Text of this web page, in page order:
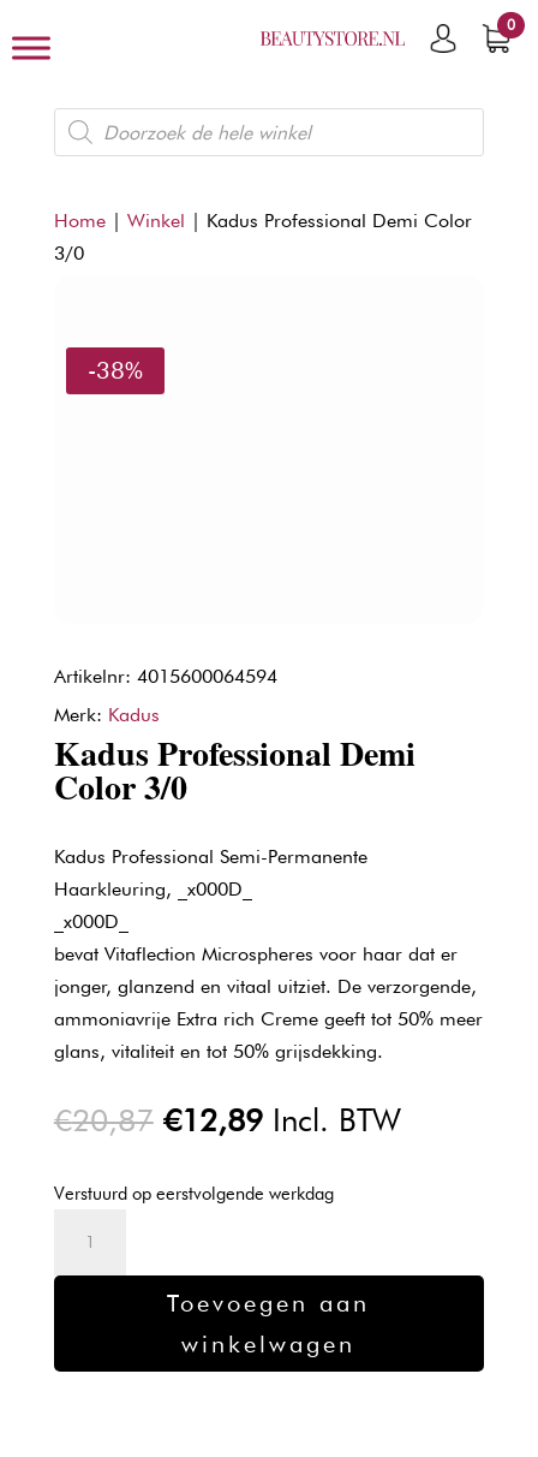
0
Producten
zoeken
Home| Winkel | Kadus Professional Demi Color
3/0
-38%
Artikelnr: 4015600064594
Merk: Kadus
Kadus Professional Demi
Color 3/0
Kadus Professional Semi-Permanente
Haarkleuring, _x000D_
_x000D_
bevat Vitaflection Microspheres voor haar dat er
jonger, glanzend en vitaal uitziet. De verzorgende,
ammoniavrije Extra rich Creme geeft tot 50% meer
glans, vitaliteit en tot 50% grijsdekking.
€20,87 Oorspronkelijke
was:
€20,87.
€12,89Huidige
is:
€12,89.
Incl. BTW
Verstuurd op eerstvolgende werkdag
Toevoegen aan
winkelwagen